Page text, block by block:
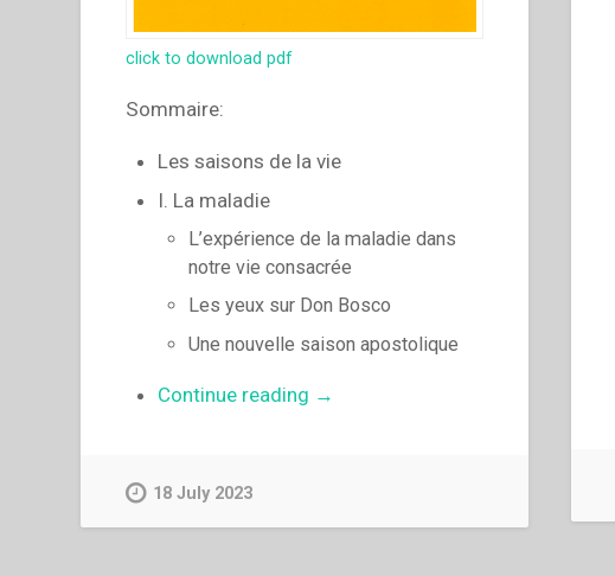
click to download pdf
Sommaire:
Les saisons de la vie
I. La maladie
L’expérience de la maladie dans
notre vie consacrée
Les yeux sur Don Bosco
Une nouvelle saison apostolique
Continue reading “Juan
→
18 July 2023